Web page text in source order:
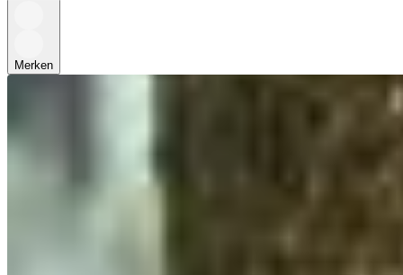
Merken